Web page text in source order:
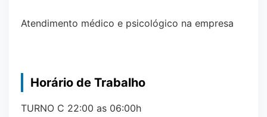
Atendimento médico e psicológico na empresa
Horário de Trabalho
TURNO C 22:00 as 06:00h